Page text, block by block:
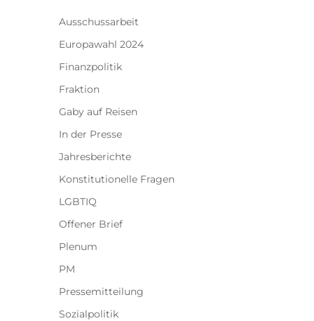
Ausschussarbeit
Europawahl 2024
Finanzpolitik
Fraktion
Gaby auf Reisen
In der Presse
Jahresberichte
Konstitutionelle Fragen
LGBTIQ
Offener Brief
Plenum
PM
Pressemitteilung
Sozialpolitik